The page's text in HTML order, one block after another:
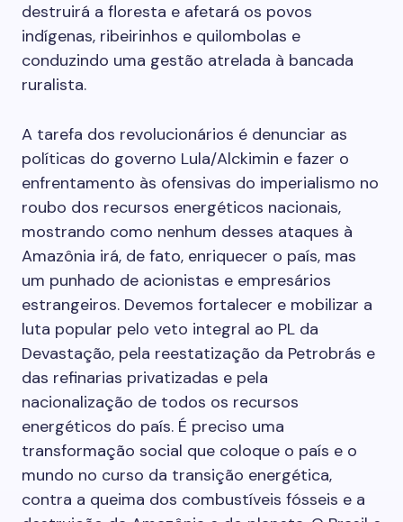
destruirá a floresta e afetará os povos
indígenas, ribeirinhos e quilombolas e
conduzindo uma gestão atrelada à bancada
ruralista.
A tarefa dos revolucionários é denunciar as
políticas do governo Lula/Alckimin e fazer o
enfrentamento às ofensivas do imperialismo no
roubo dos recursos energéticos nacionais,
mostrando como nenhum desses ataques à
Amazônia irá, de fato, enriquecer o país, mas
um punhado de acionistas e empresários
estrangeiros. Devemos fortalecer e mobilizar a
luta popular pelo veto integral ao PL da
Devastação, pela reestatização da Petrobrás e
das refinarias privatizadas e pela
nacionalização de todos os recursos
energéticos do país. É preciso uma
transformação social que coloque o país e o
mundo no curso da transição energética,
contra a queima dos combustíveis fósseis e a